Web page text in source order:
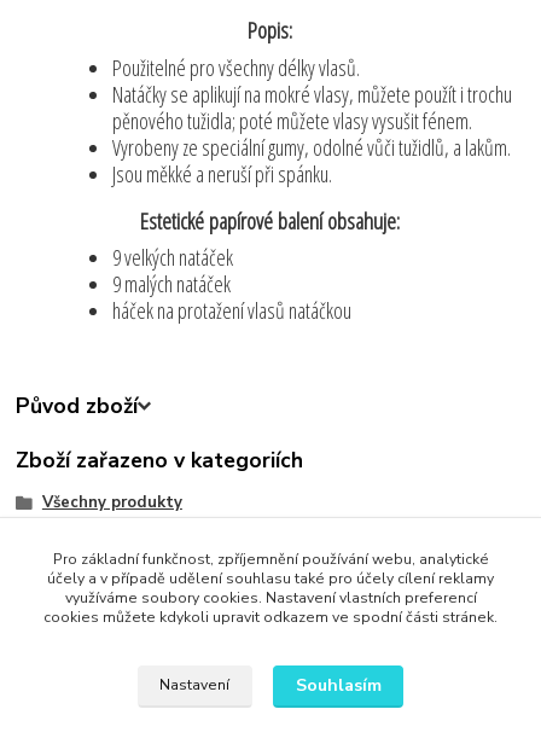
Popis:
Použitelné pro všechny délky vlasů.
Natáčky se aplikují na mokré vlasy, můžete použít i trochu
pěnového tužidla; poté můžete vlasy vysušit fénem.
Vyrobeny ze speciální gumy, odolné vůči tužidlů, a lakům.
Jsou měkké a neruší při spánku.
Estetické papírové balení obsahuje:
9 velkých natáček
9 malých natáček
háček na protažení vlasů natáčkou
Původ zboží
Zboží zařazeno v kategoriích
Všechny produkty
Zjednodušte svůj život
Upravit sběr cookies.
Pro základní funkčnost, zpříjemnění používání webu, analytické
účely a v případě udělení souhlasu také pro účely cílení reklamy
využíváme soubory cookies. Nastavení vlastních preferencí
cookies můžete kdykoli upravit odkazem ve spodní části stránek.
Nastavení Souhlasím